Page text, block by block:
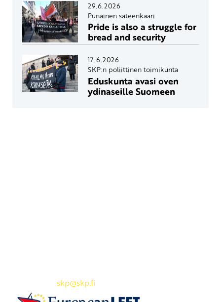
29.6.2026
Punainen sateenkaari
Pride is also a struggle for
bread and security
17.6.2026
SKP:n poliittinen toimikunta
Eduskunta avasi oven
ydinaseille Suomeen
skp@skp.fi